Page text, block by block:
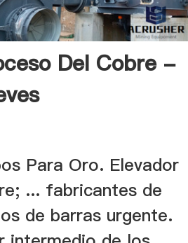
Del Cobre -
Para Oro. Elevador
... fabricantes de
de barras urgente.